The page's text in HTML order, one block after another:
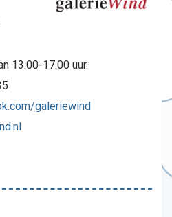
13.00-17.00 uur.
galeriewind